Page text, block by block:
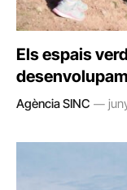
Els espais
Agència SINC